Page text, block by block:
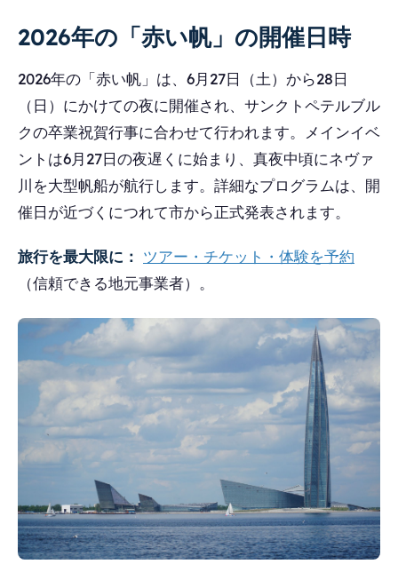
2026年の「赤い帆」の開催日時
2026年の「赤い帆」は、6月27日（土）から28日
（日）にかけての夜に開催され、サンクトペテルブル
クの卒業祝賀行事に合わせて行われます。メインイベ
ントは6月27日の夜遅くに始まり、真夜中頃にネヴァ
川を大型帆船が航行します。詳細なプログラムは、開
催日が近づくにつれて市から正式発表されます。
旅行を最大限に： ツアー・チケット・体験を予約
（信頼できる地元事業者）。